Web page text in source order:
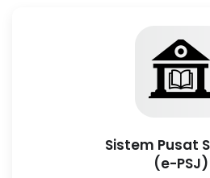
Sistem Pusat
(e-PSJ)